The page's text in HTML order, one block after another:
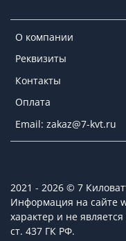
О компании
Реквизиты
Контакты
Оплата
Email: zakaz@7-kvt.ru
2021 - 2026 © 7
Информация на сайте
характер и не
ст. 437 ГК РФ.